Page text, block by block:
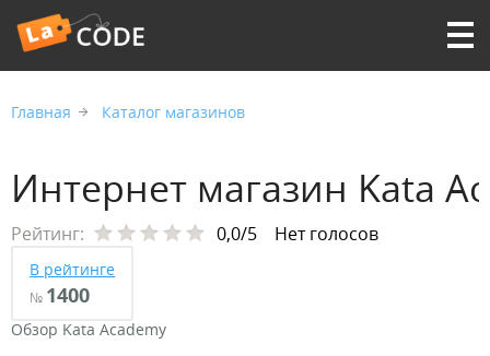
Главная Каталог магазинов
Интернет магазин Kata
Рейтинг: 0,0/5 Нет голосов
В рейтинге
№ 1400
Обзор Kata Academy